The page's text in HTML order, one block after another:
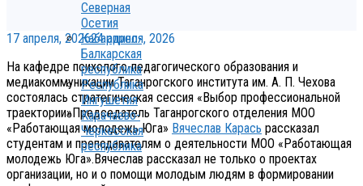
Северная
Осетия
Кабардино-
Балкарская
республика
Республика
Ингушетия
Карачаево-
Черкесская
республика
17 апреля, 202624 апреля, 2026
На кафедре психолого-педагогического образования и
медиакоммуникации Таганрогского института им. А. П. Чехова
состоялась стратегическая сессия «Выбор профессиональной
траектории»Председатель Таганрогского отделения МОО
«Работающая молодежь Юга» Вячеслав Карась рассказал
студентам и преподавателям о деятельности МОО «Работающая
молодежь Юга».Вячеслав рассказал не только о проектах
организации, но и о помощи молодым людям в формировании